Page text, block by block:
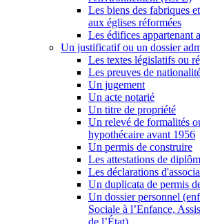
Les biens des fabriques
aux églises réformées
Les édifices appartenant
Un justificatif ou un dossier
Les textes législatifs ou
Les preuves de
Un jugement
Un acte notarié
Un titre de propriété
Un relevé de formalités
hypothécaire avant 1956
Un permis de construire
Les attestations de
Les déclarations
Un duplicata de permis
Un dossier personnel
Sociale à l’Enfance,
de l’État)